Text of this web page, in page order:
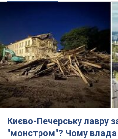
Києво-Печерську лавру
"монстром"? Чому влада